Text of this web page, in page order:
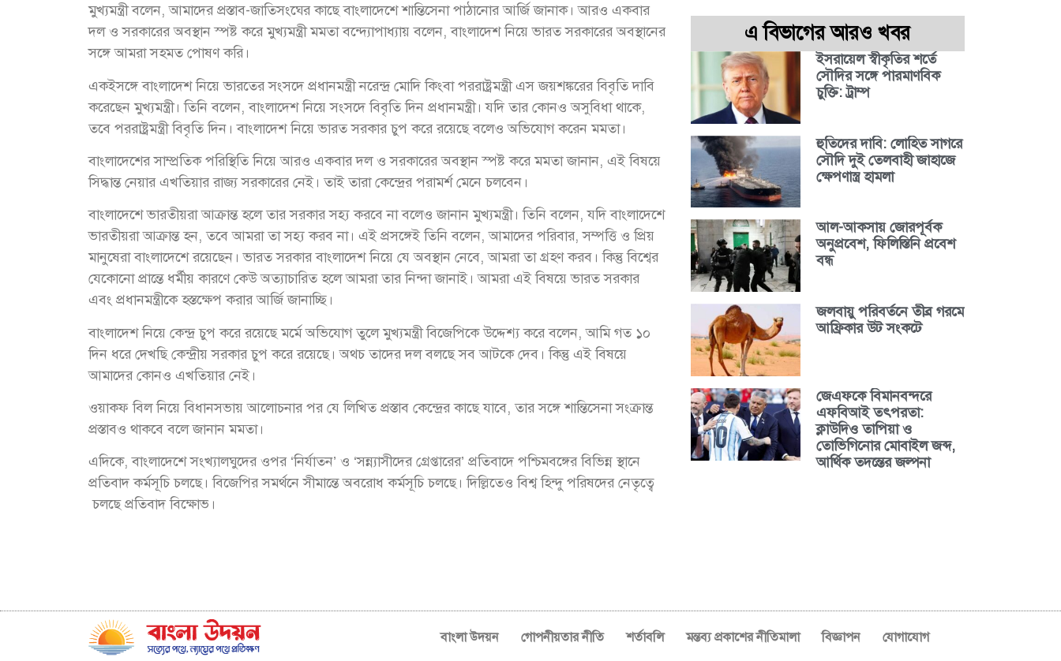
মুখ্যমন্ত্রী বলেন, আমাদের প্রস্তাব-জাতিসংঘের কাছে বাংলাদেশে শান্তিসেনা পাঠানোর আর্জি জানাক। আরও একবার
দল ও সরকারের অবস্থান স্পষ্ট করে মুখ্যমন্ত্রী মমতা বন্দ্যোপাধ্যায় বলেন, বাংলাদেশ নিয়ে ভারত সরকারের অবস্থানের
সঙ্গে আমরা সহমত পোষণ করি।
একইসঙ্গে বাংলাদেশ নিয়ে ভারতের সংসদে প্রধানমন্ত্রী নরেন্দ্র মোদি কিংবা পররাষ্ট্রমন্ত্রী এস জয়শঙ্করের বিবৃতি দাবি
করেছেন মুখ্যমন্ত্রী। তিনি বলেন, বাংলাদেশ নিয়ে সংসদে বিবৃতি দিন প্রধানমন্ত্রী। যদি তার কোনও অসুবিধা থাকে,
তবে পররাষ্ট্রমন্ত্রী বিবৃতি দিন। বাংলাদেশ নিয়ে ভারত সরকার চুপ করে রয়েছে বলেও অভিযোগ করেন মমতা।
বাংলাদেশের সাম্প্রতিক পরিস্থিতি নিয়ে আরও একবার দল ও সরকারের অবস্থান স্পষ্ট করে মমতা জানান, এই বিষয়ে
সিদ্ধান্ত নেয়ার এখতিয়ার রাজ্য সরকারের নেই। তাই তারা কেন্দ্রের পরামর্শ মেনে চলবেন।
বাংলাদেশে ভারতীয়রা আক্রান্ত হলে তার সরকার সহ্য করবে না বলেও জানান মুখ্যমন্ত্রী। তিনি বলেন, যদি বাংলাদেশে
ভারতীয়রা আক্রান্ত হন, তবে আমরা তা সহ্য করব না। এই প্রসঙ্গেই তিনি বলেন, আমাদের পরিবার, সম্পত্তি ও প্রিয়
মানুষেরা বাংলাদেশে রয়েছেন। ভারত সরকার বাংলাদেশ নিয়ে যে অবস্থান নেবে, আমরা তা গ্রহণ করব। কিন্তু বিশ্বের
যেকোনো প্রান্তে ধর্মীয় কারণে কেউ অত্যাচারিত হলে আমরা তার নিন্দা জানাই। আমরা এই বিষয়ে ভারত সরকার
এবং প্রধানমন্ত্রীকে হস্তক্ষেপ করার আর্জি জানাচ্ছি।
বাংলাদেশ নিয়ে কেন্দ্র চুপ করে রয়েছে মর্মে অভিযোগ তুলে মুখ্যমন্ত্রী বিজেপিকে উদ্দেশ্য করে বলেন, আমি গত ১০
দিন ধরে দেখছি কেন্দ্রীয় সরকার চুপ করে রয়েছে। অথচ তাদের দল বলছে সব আটকে দেব। কিন্তু এই বিষয়ে
আমাদের কোনও এখতিয়ার নেই।
ওয়াকফ বিল নিয়ে বিধানসভায় আলোচনার পর যে লিখিত প্রস্তাব কেন্দ্রের কাছে যাবে, তার সঙ্গে শান্তিসেনা সংক্রান্ত
প্রস্তাবও থাকবে বলে জানান মমতা।
এদিকে, বাংলাদেশে সংখ্যালঘুদের ওপর ‘নির্যাতন’ ও ‘সন্ন্যাসীদের গ্রেপ্তারের’ প্রতিবাদে পশ্চিমবঙ্গের বিভিন্ন স্থানে
প্রতিবাদ কর্মসূচি চলছে। বিজেপির সমর্থনে সীমান্তে অবরোধ কর্মসূচি চলছে। দিল্লিতেও বিশ্ব হিন্দু পরিষদের নেতৃত্বে
চলছে প্রতিবাদ বিক্ষোভ।
এ বিভাগের আরও খবর
ইসরায়েল স্বীকৃতির শর্তে
সৌদির সঙ্গে পারমাণবিক
চুক্তি: ট্রাম্প
হুতিদের দাবি: লোহিত সাগরে
সৌদি দুই তেলবাহী জাহাজে
ক্ষেপণাস্ত্র হামলা
আল-আকসায় জোরপূর্বক
অনুপ্রবেশ, ফিলিস্তিনি প্রবেশ
বন্ধ
জলবায়ু পরিবর্তনে তীব্র গরমে
আফ্রিকার উট সংকটে
জেএফকে বিমানবন্দরে
এফবিআই তৎপরতা:
ক্লাউদিও তাপিয়া ও
তোভিগিনোর মোবাইল জব্দ,
আর্থিক তদন্তের জল্পনা
বাংলা উদয়ন গোপনীয়তার নীতি শর্তাবলি মন্তব্য প্রকাশের নীতিমালা বিজ্ঞাপন যোগাযোগ